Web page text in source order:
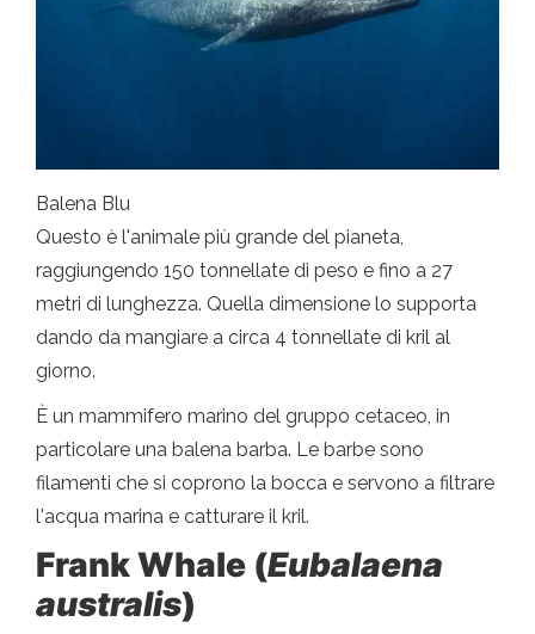
Balena Blu
Questo è l'animale più grande del pianeta,
raggiungendo 150 tonnellate di peso e fino a 27
metri di lunghezza. Quella dimensione lo supporta
dando da mangiare a circa 4 tonnellate di kril al
giorno.
È un mammifero marino del gruppo cetaceo, in
particolare una balena barba. Le barbe sono
filamenti che si coprono la bocca e servono a filtrare
l'acqua marina e catturare il kril.
Frank Whale (Eubalaena
australis)